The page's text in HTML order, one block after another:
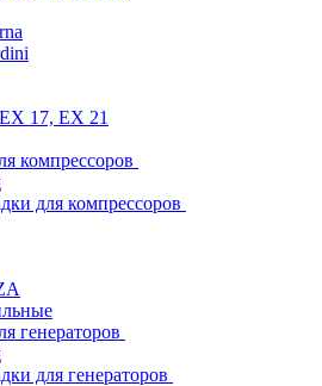
17, EX 21
компрессоров
для компрессоров
генераторов
для генераторов